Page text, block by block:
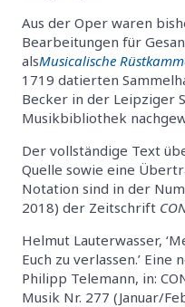
Aus der Oper waren
Bearbeitungen für
alsMusicalische
1719 datierten
Becker in der Leipziger
Musikbibliothek
Der vollständige Text
Quelle sowie eine
Notation sind in der
2018) der Zeitschrift
Helmut Lauterwasser,
Euch zu verlassen.’
Philipp Telemann, in:
Musik Nr. 277 (Januar/